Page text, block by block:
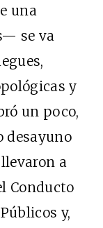
una
se va
y
un poco,
desayuno
a
Conducto
y,